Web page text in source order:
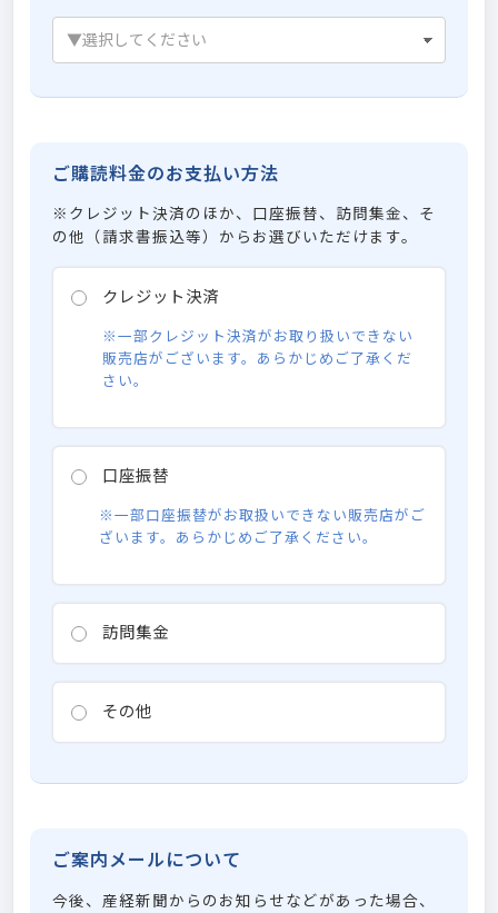
ご購読料金のお支払い方法
※クレジット決済のほか、口座振替、訪問集金、そ
の他（請求書振込等）からお選びいただけます。
クレジット決済
※一部クレジット決済がお取り扱いできない
販売店がございます。あらかじめご了承くだ
さい。
口座振替
※一部口座振替がお取扱いできない販売店がご
ざいます。あらかじめご了承ください。
訪問集金
その他
ご案内メールについて
今後、産経新聞からのお知らせなどがあった場合、